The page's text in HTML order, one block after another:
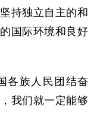
持独立自主的和
国际环境和良好
族人民团结奋
我们就一定能够